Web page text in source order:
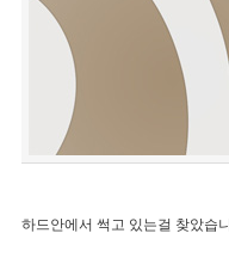
하드안에서 썩고 있는걸 찾았습